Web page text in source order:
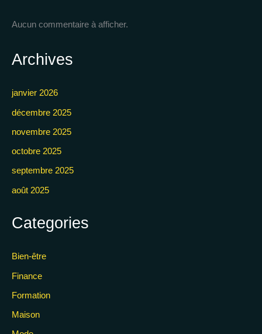
Aucun commentaire à afficher.
Archives
janvier 2026
décembre 2025
novembre 2025
octobre 2025
septembre 2025
août 2025
Categories
Bien-être
Finance
Formation
Maison